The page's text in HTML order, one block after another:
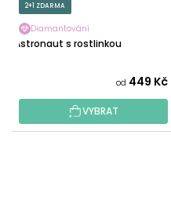
2+1 ZDARMA
Diamantování
Astronaut s rostlinkou
od 449 Kč
VYBRAT